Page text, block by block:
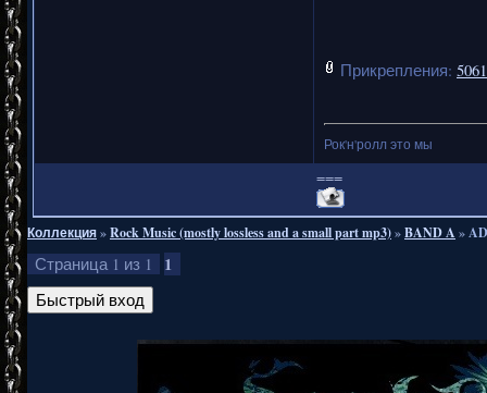
Прикрепления:
Рок'н'ролл это мы
===
Коллекция»Rock Music (mostly lossless and a small part mp3)»BAND A »
Страница 1 из 1 1